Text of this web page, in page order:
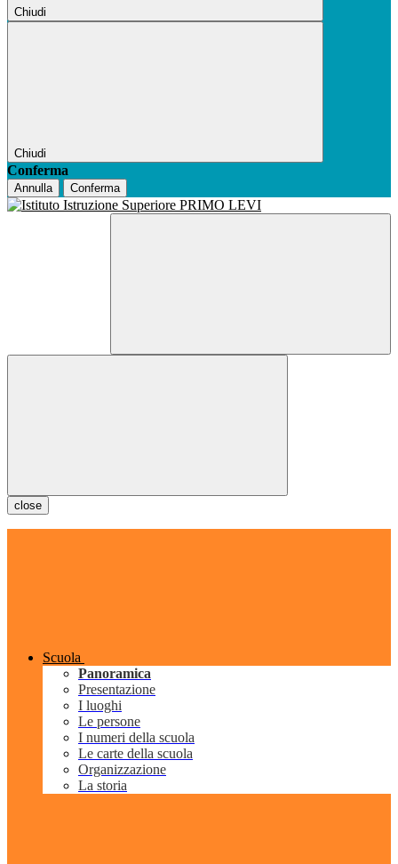
Chiudi
Chiudi
Conferma
Annulla Conferma
close
Scuola
Panoramica
Presentazione
I luoghi
Le persone
I numeri della scuola
Le carte della scuola
Organizzazione
La storia